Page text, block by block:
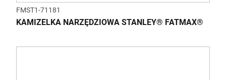
FMST1-71181
KAMIZELKA NARZĘDZIOWA STANLEY® FATMAX®